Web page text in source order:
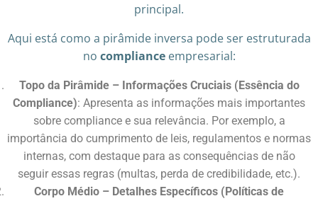
principal.
Aqui está como a pirâmide inversa pode ser estruturada
no complianceempresarial:
Topo da Pirâmide – Informações Cruciais (Essência do
Compliance): Apresenta as informações mais importantes
sobre compliance e sua relevância. Por exemplo, a
importância do cumprimento de leis, regulamentos e normas
internas, com destaque para as consequências de não
seguir essas regras (multas, perda de credibilidade, etc.).
Corpo Médio – Detalhes Específicos (Políticas de